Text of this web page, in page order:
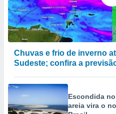
Chuvas e frio de inverno
Sudeste; confira a
Escondida
areia vira o